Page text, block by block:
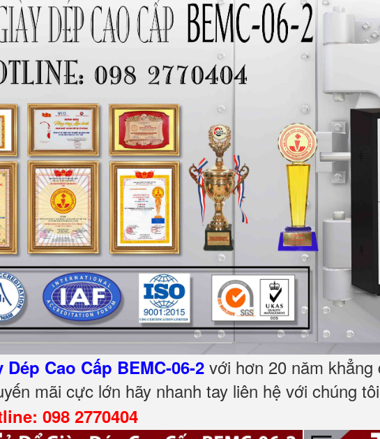
Cao Cấp BEMC-06-2 với hơn 20 năm
mãi cực lớn hãy nhanh tay liên hệ với chúng
098 2770404